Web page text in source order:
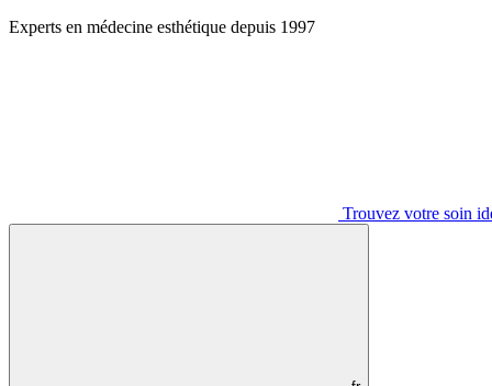
Aller
Experts en médecine esthétique depuis 1997
Trouvez votre soin